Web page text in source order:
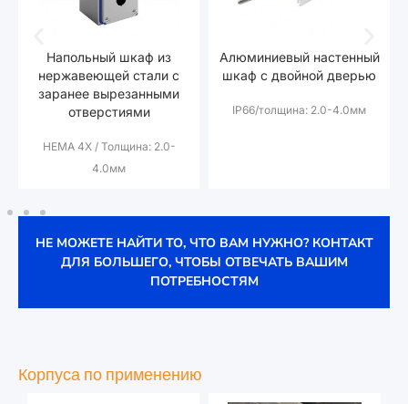
Напольный шкаф из
нержавеющей стали с
заранее вырезанными
отверстиями
НЕМА 4X / Толщина: 2.0-
4.0мм
Алюминиевый настенный
шкаф с двойной дверью
IP66/толщина: 2.0-4.0мм
НЕ МОЖЕТЕ НАЙТИ ТО, ЧТО ВАМ НУЖНО? КОНТАКТ
ДЛЯ БОЛЬШЕГО, ЧТОБЫ ОТВЕЧАТЬ ВАШИМ
ПОТРЕБНОСТЯМ
Корпуса по применению